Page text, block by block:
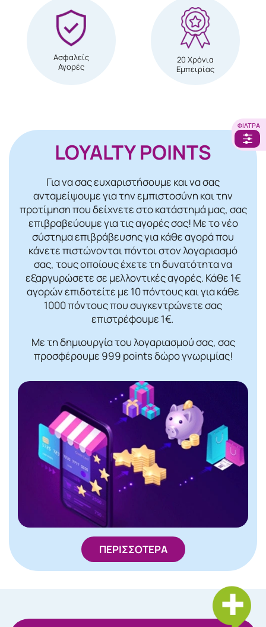
ΦΊΛΤΡΑ
Ασφαλείς
Αγορές
20 Χρόνια
Εμπειρίας
LOYALTY POINTS
Για να σας ευχαριστήσουμε και να σας
ανταμείψουμε για την εμπιστοσύνη και την
προτίμηση που δείχνετε στο κατάστημά μας, σας
επιβραβεύουμε για τις αγορές σας! Mε το νέο
σύστημα επιβράβευσης για κάθε αγορά που
κάνετε πιστώνονται πόντοι στον λογαριασμό
σας, τους οποίους έχετε τη δυνατότητα να
εξαργυρώσετε σε μελλοντικές αγορές. Κάθε 1€
αγορών επιδοτείτε με 10 πόντους και για κάθε
1000 πόντους που συγκεντρώνετε σας
επιστρέφουμε 1€.
Με τη δημιουργία του λογαριασμού σας, σας
προσφέρουμε 999 points δώρο γνωριμίας!
ΠΕΡΙΣΣΟΤΕΡΑ